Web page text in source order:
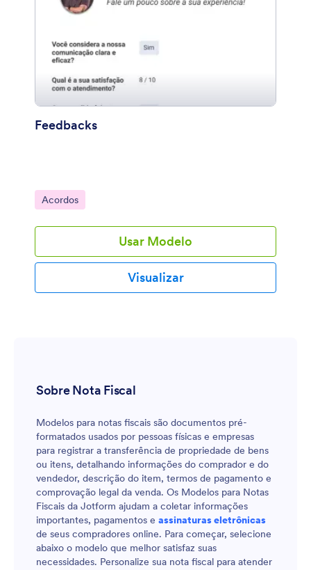
Feedbacks
Ir para Categoria:
Acordos
Usar Modelo
Visualizar
Sobre Nota Fiscal
Modelos para notas fiscais são documentos pré-
formatados usados por pessoas físicas e empresas
para registrar a transferência de propriedade de bens
ou itens, detalhando informações do comprador e do
vendedor, descrição do item, termos de pagamento e
comprovação legal da venda. Os Modelos para Notas
Fiscais da Jotform ajudam a coletar informações
importantes, pagamentos e assinaturas eletrônicas
de seus compradores online. Para começar, selecione
abaixo o modelo que melhor satisfaz suas
necessidades. Personalize sua nota fiscal para atender